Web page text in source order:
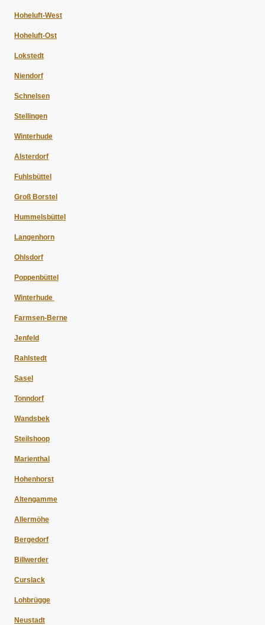
Hoheluft-West
Hoheluft-Ost
Lokstedt
Niendorf
Schnelsen
Stellingen
Winterhude
Alsterdorf
Fuhlsbüttel
Groß Borstel
Hummelsbüttel
Langenhorn
Ohlsdorf
Poppenbüttel
Winterhude
Farmsen-Berne
Jenfeld
Rahlstedt
Sasel
Tonndorf
Wandsbek
Steilshoop
Marienthal
Hohenhorst
Altengamme
Allermöhe
Bergedorf
Billwerder
Curslack
Lohbrügge
Neustadt